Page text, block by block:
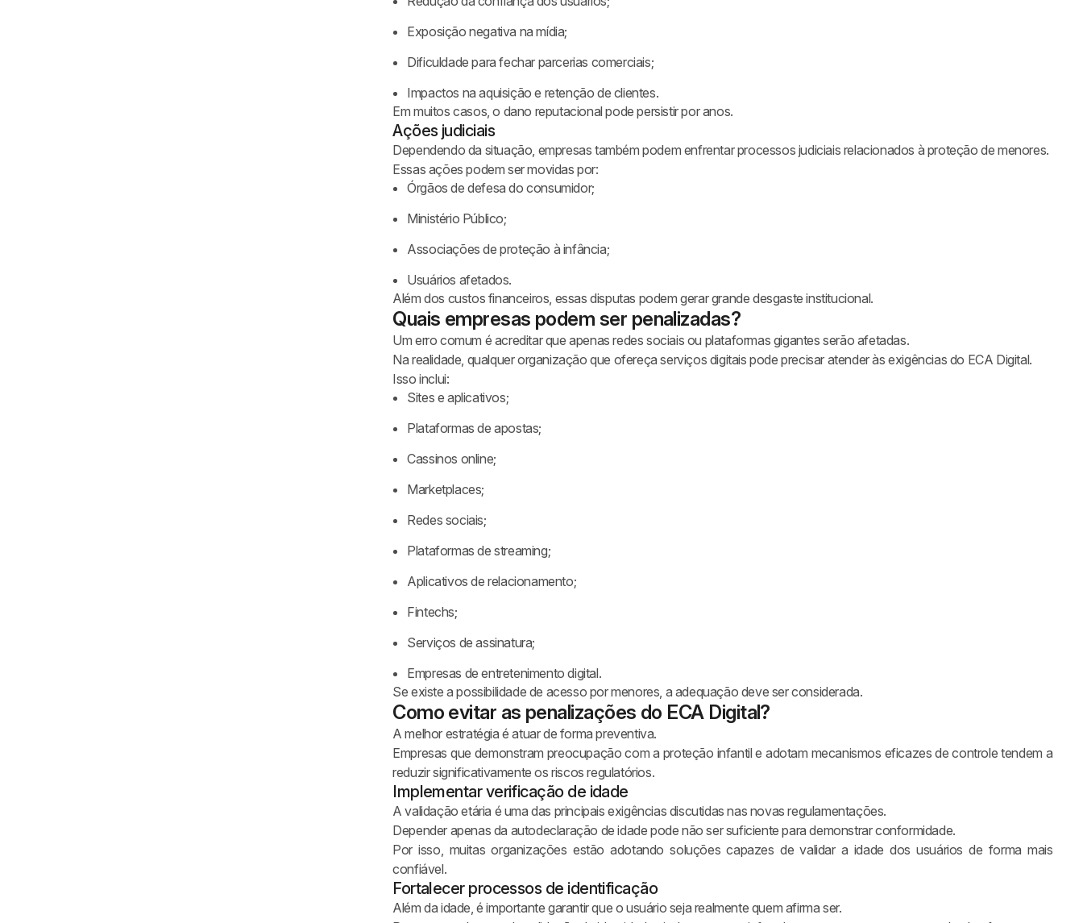
Exposição negativa na mídia;
Dificuldade para fechar parcerias comerciais;
Impactos na aquisição e retenção de clientes.
Em muitos casos, o dano reputacional pode persistir por anos.
Ações judiciais
Dependendo da situação, empresas também podem enfrentar processos judiciais relacionados à proteção de menores.
Essas ações podem ser movidas por:
Órgãos de defesa do consumidor;
Ministério Público;
Associações de proteção à infância;
Usuários afetados.
Além dos custos financeiros, essas disputas podem gerar grande desgaste institucional.
Quais empresas podem ser penalizadas?
Um erro comum é acreditar que apenas redes sociais ou plataformas gigantes serão afetadas.
Na realidade, qualquer organização que ofereça serviços digitais pode precisar atender às exigências do ECA Digital.
Isso inclui:
Sites e aplicativos;
Plataformas de apostas;
Cassinos online;
Marketplaces;
Redes sociais;
Plataformas de streaming;
Aplicativos de relacionamento;
Fintechs;
Serviços de assinatura;
Empresas de entretenimento digital.
Se existe a possibilidade de acesso por menores, a adequação deve ser considerada.
Como evitar as penalizações do ECA Digital?
A melhor estratégia é atuar de forma preventiva.
Empresas que demonstram preocupação com a proteção infantil e adotam mecanismos eficazes de controle tendem a
reduzir significativamente os riscos regulatórios.
Implementar verificação de idade
A validação etária é uma das principais exigências discutidas nas novas regulamentações.
Depender apenas da autodeclaração de idade pode não ser suficiente para demonstrar conformidade.
Por isso, muitas organizações estão adotando soluções capazes de validar a idade dos usuários de forma mais
confiável.
Fortalecer processos de identificação
Além da idade, é importante garantir que o usuário seja realmente quem afirma ser.